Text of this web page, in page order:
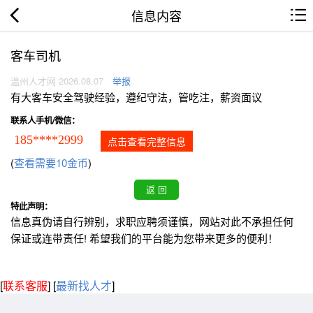
信息内容
客车司机
温州人才网 2026.08.07 举报
有大客车安全驾驶经验，遵纪守法，管吃注，薪资面议
联系人手机/微信：
185****2999 点击查看完整信息
(查看需要10金币)
特此声明：
信息真伪请自行辨别，求职应聘须谨慎，网站对此不承担任何
保证或连带责任! 希望我们的平台能为您带来更多的便利！
[联系客服] [最新找人才]